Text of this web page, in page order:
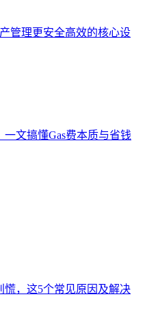
管理更安全高效的核心设
文搞懂Gas费本质与省钱
慌，这5个常见原因及解决